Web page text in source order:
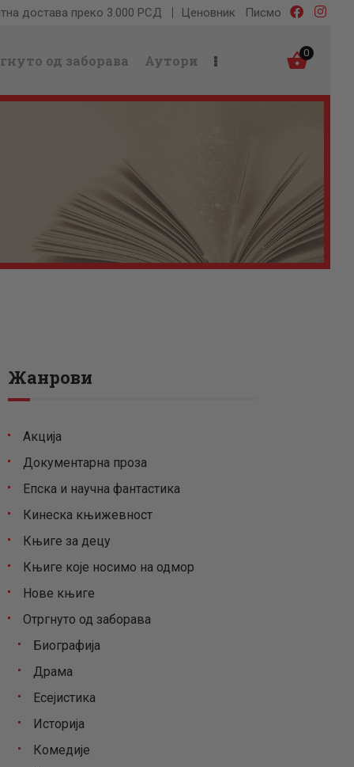
достава преко 3.000 РСД Ценовник Писмо
од заборава Аутори 0
Жанрови
Акција
Документарна проза
Епска и научна фантастика
Кинеска књижевност
Књиге за децу
Књиге које носимо на одмор
Нове књиге
Отргнуто од заборава
Биографија
Драма
Есејистика
Историја
Комедије